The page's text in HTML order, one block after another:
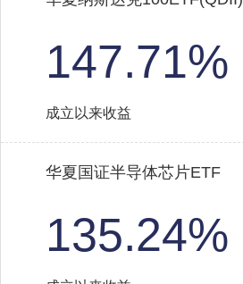
147.71%
成立以来收益
华夏国证半导体芯片ETF
135.24%